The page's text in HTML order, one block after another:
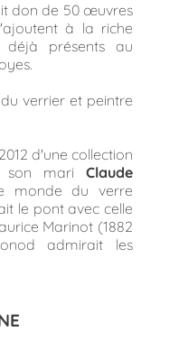
don de 50 œuvres
à la riche
présents au
verrier et peintre
d'une collection
son mari Claude
monde du verre
le pont avec celle
Marinot (1882
admirait les